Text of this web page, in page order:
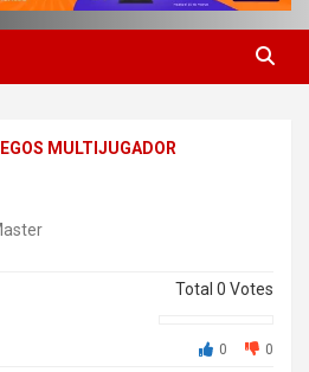
MULTIJUGADOR
Total 0 Votes
0
0